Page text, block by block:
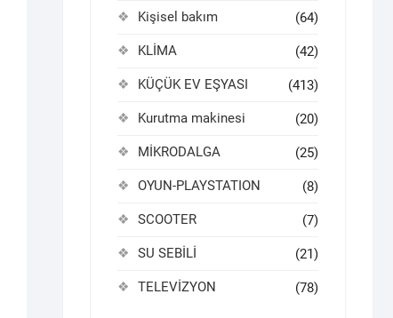
Kişisel bakım (64)
KLİMA (42)
KÜÇÜK EV EŞYASI (413)
Kurutma makinesi (20)
MİKRODALGA (25)
OYUN-PLAYSTATION (8)
SCOOTER (7)
SU SEBİLİ (21)
TELEVİZYON (78)